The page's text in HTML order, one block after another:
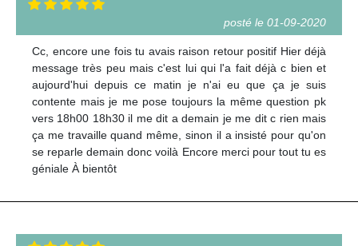
posté le 01-09-2020
Cc, encore une fois tu avais raison retour positif Hier déjà
message très peu mais c'est lui qui l'a fait déjà c bien et
aujourd'hui depuis ce matin je n'ai eu que ça je suis
contente mais je me pose toujours la même question pk
vers 18h00 18h30 il me dit a demain je me dit c rien mais
ça me travaille quand même, sinon il a insisté pour qu'on
se reparle demain donc voilà Encore merci pour tout tu es
géniale À bientôt